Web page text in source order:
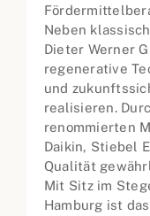
Neben
Dieter Werner
regenerative
und
realisieren.
renommierten
Daikin, Stiebel
Qualität
Mit Sitz im
Hamburg ist